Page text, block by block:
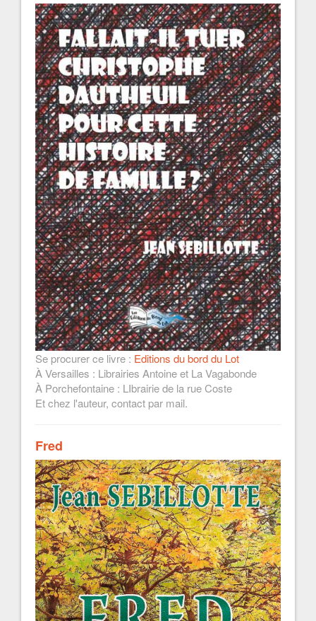
Se procurer ce livre : Editions du bord du Lot
À Versailles : Librairies Antoine et La Vagabonde
À Porchefontaine : LIbrairie de la rue Coste
Et chez l'auteur, contact par mail.
Fred